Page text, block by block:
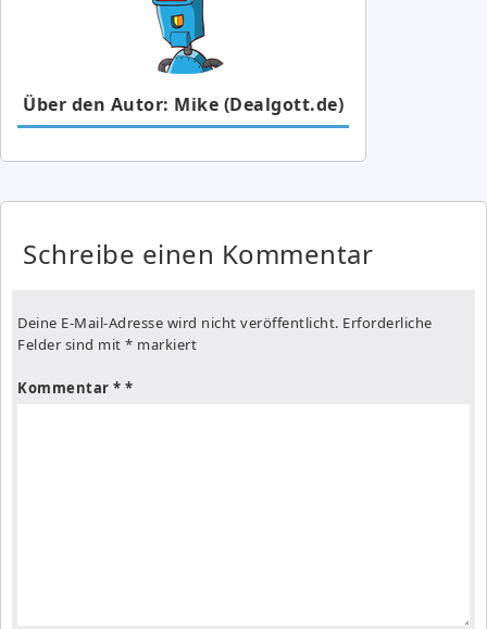
Über den Autor: Mike (Dealgott.de)
Schreibe einen Kommentar
Deine E-Mail-Adresse wird nicht veröffentlicht. Erforderliche
Felder sind mit * markiert
Kommentar *